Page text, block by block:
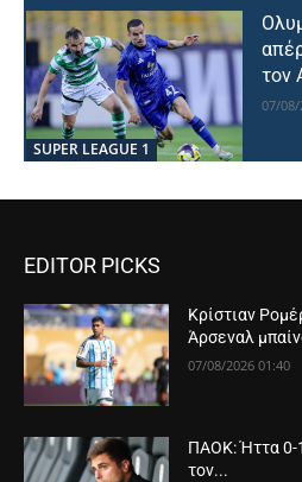
SUPER LEAGUE 1
τον
07/08/
EDITOR PICKS
Κρίστιαν
Άρσεναλ
07/08/2026 01:40
ΠΑΟΚ: Ήττα 0-
τον...